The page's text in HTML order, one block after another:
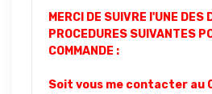
MERCI DE SUIVRE l'UNE DES
PROCEDURES SUIVANTES
COMMANDE :
Soit vous me contacter au